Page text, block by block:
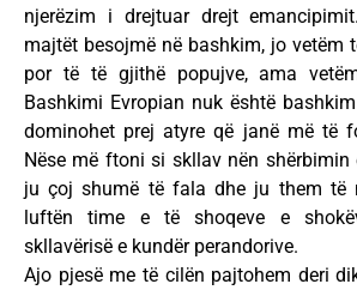
njerëzim i drejtuar drejt
majtët besojmë në bashkim, jo vetëm
por të të gjithë popujve, ama
Bashkimi Evropian nuk është
dominohet prej atyre që janë më të
Nëse më ftoni si skllav nën shërbimin
ju çoj shumë të fala dhe ju them të
luftën time e të shoqeve e
skllavërisë e kundër perandorive.
Ajo pjesë me të cilën pajtohem deri